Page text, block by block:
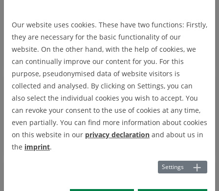
Nowosad
Frau Nowosad vom Department of Mining,
Underground Mining, hat sich im vergangenen Jahr
auf eine faszinierende Reise nach Australien
begeben und ist vor genau zwei Monaten nach
Clausthal zurückgekehrt.
01/10/2025
Vertiefung der Kooperation mit der
D. Serikbayev East Kazakhstan
Technical University
Der Besuch einer Delegation und die
Unterzeichnung eines Kooperationsvertrags
fördern den Austausch in der Bergbauforschung
guten Start in das Neue Jahr!
Our website uses cookies. These have two functions: Firstly,
they are necessary for the basic functionality of our
website. On the other hand, with the help of cookies, we
can continually improve our content for you. For this
purpose, pseudonymised data of website visitors is
collected and analysed. By clicking on Settings, you can
also select the individual cookies you wish to accept. You
can revoke your consent to the use of cookies at any time,
even partially. You can find more information about cookies
on this website in our privacy declaration and about us in
the imprint.
Settings